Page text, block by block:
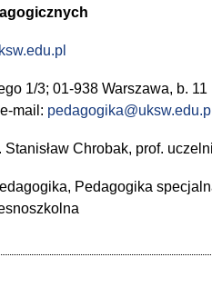
1/3; 01-938 Warszawa, b. 11
mail: pedagogika@uksw.edu.pl
Stanisław Chrobak, prof. uczelni
Pedagogika